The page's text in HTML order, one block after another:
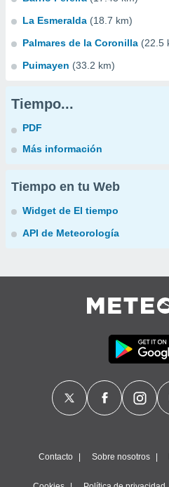
La Esmeralda (18.7 km)
Palmares de la Coronilla (22.5
Puimayen (33.2 km)
Tiempo...
PDF
Más información
Tiempo en tu Web
Widget de El tiempo
API de Meteorología
Contacto Sobre nosotros